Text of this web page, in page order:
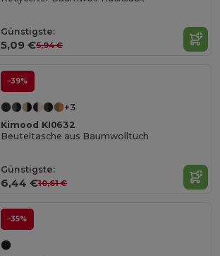
Günstigste:
5,09 €5,94 €
-39%
+3
Kimood KI0632
Beuteltasche aus Baumwolltuch
Günstigste:
6,44 €10,61 €
-35%